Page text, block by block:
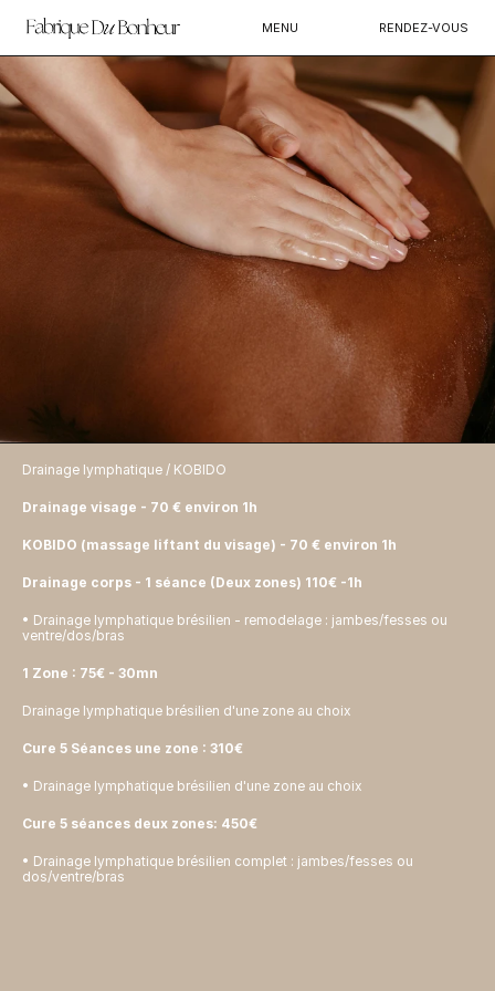
MENU RENDEZ-VOUS
DRAINAGE LYMPHATIQUE / KOBIDO
Profitez d'un drainage lymphatique pour stimuler votre circulation et
détoxifier votre corps. Ce soin doux mais efficace aide à réduire les
gonflements et à améliorer votre bien-être général. Réservez votre
session pour une sensation de légèreté et de revitalisation.
Drainage lymphatique / KOBIDO
Drainage visage - 70 € environ 1h
KOBIDO (massage liftant du visage) - 70 € environ 1h
Drainage corps - 1 séance (Deux zones) 110€ -1h
• Drainage lymphatique brésilien - remodelage : jambes/fesses ou
ventre/dos/bras
1 Zone : 75€ - 30mn
Drainage lymphatique brésilien d'une zone au choix
Cure 5 Séances une zone : 310€
• Drainage lymphatique brésilien d'une zone au choix
Cure 5 séances deux zones: 450€
• Drainage lymphatique brésilien complet : jambes/fesses ou
dos/ventre/bras